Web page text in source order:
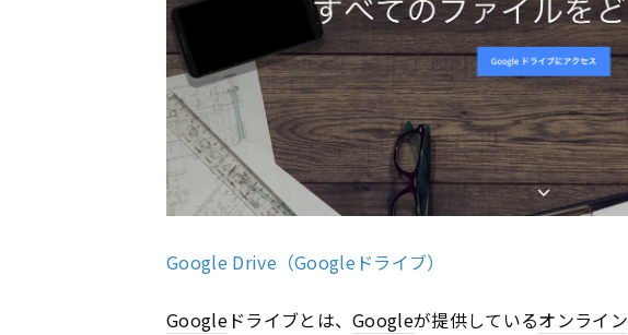
Google Drive（Googleドライブ）
Googleドライブとは、Googleが提供しているオンライン